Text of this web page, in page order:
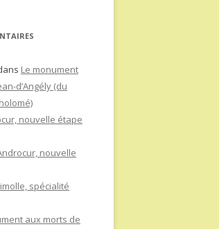
Le monument
d’Angély (du
nouvelle étape
nouvelle
spécialité
aux morts de